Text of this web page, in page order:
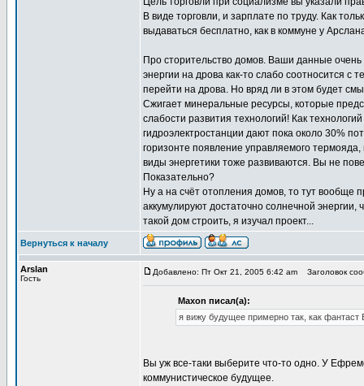
В виде торговли, и зарплате по труду. Как
выдаваться бесплатно, как в коммуне у
Про сторительство домов. Ваши данные
энергии на дрова как-то слабо соотносится
перейти на дрова. Но вряд ли в этом будет
Сжигает минеральные ресурсы, которые
слабости развития технологий! Как
гидроэлектростанции дают пока около 30%
горизонте появление управляемого
виды энергетики тоже развиваются. Вы не
Показательно?
Ну а на счёт отопления домов, то тут вообще
аккумулируют достаточно солнечной
такой дом строить, я изучал проект...
Вернуться к началу
Arslan
Гость
Добавлено: Пт Окт 21, 2005 6:42 am Заголовок
Maxon писал(а):
я вижу будущее примерно так, как
Вы уж все-таки выберите что-то одно. У
коммунистическое будущее.